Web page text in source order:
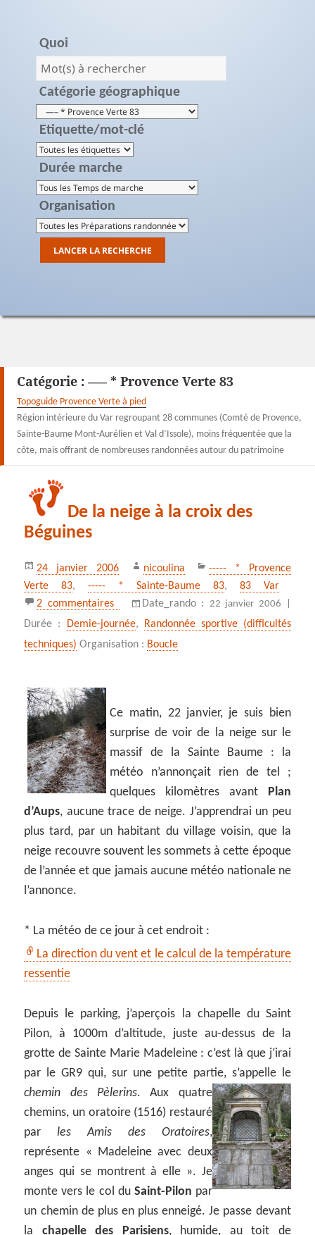
Quoi
Catégorie géographique
Etiquette/mot-clé
Durée marche
Organisation
Catégorie : —– * Provence Verte 83
Topoguide Provence Verte à pied
Région intérieure du Var regroupant 28 communes (Comté de Provence,
Sainte-Baume Mont-Aurélien et Val d’Issole), moins fréquentée que la
côte, mais offrant de nombreuses randonnées autour du patrimoine
De la neige à la croix des
Béguines
Publié
le
24 janvier 2006 Auteur
nicoulina Catégories
----- * Provence
Verte 83,----- * Sainte-Baume 83,83 Var
2 commentaires
sur De la neige à la croix des Béguines
Date_rando : 22 janvier 2006 |
Durée : Demie-journée,
Randonnée sportive (difficultés
techniques) Organisation : Boucle
Ce matin, 22 janvier, je suis bien
surprise de voir de la neige sur le
massif de la Sainte Baume : la
météo n’annonçait rien de tel ;
quelques kilomètres avant Plan
d’Aups, aucune trace de neige. J’apprendrai un peu
plus tard, par un habitant du village voisin, que la
neige recouvre souvent les sommets à cette époque
de l’année et que jamais aucune météo nationale ne
l’annonce.
* La météo de ce jour à cet endroit :
La direction du vent et le calcul de la température
ressentie
Depuis le parking, j’aperçois la chapelle du Saint
Pilon, à 1000m d’altitude, juste au-dessus de la
grotte de Sainte Marie Madeleine : c’est là que j’irai
par le GR9 qui, sur une petite partie, s’appelle le
chemin des Pèlerins.Aux quatre
chemins, un oratoire (1516) restauré
parles Amis des Oratoires,
représente « Madeleine avec deux
anges qui se montrent à elle ». Je
monte vers le col du Saint-Pilon par
un chemin de plus en plus enneigé. Je passe devant
la chapelle des Parisiens, humide, au toit de